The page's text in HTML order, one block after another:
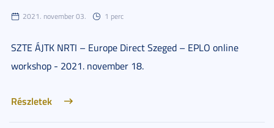
2021. november 03. 1 perc
SZTE ÁJTK NRTI – Europe Direct Szeged – EPLO online
workshop - 2021. november 18.
Részletek